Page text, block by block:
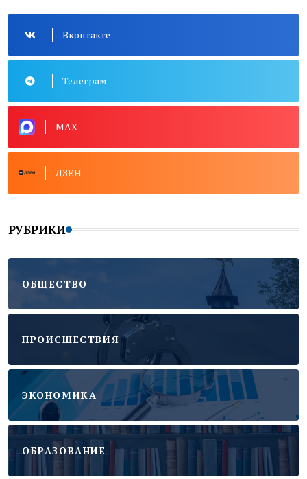
Вконтакте
Телеграм
MAX
ДЗЕН
РУБРИКИ
ОБЩЕСТВО
ПРОИСШЕСТВИЯ
ЭКОНОМИКА
ОБРАЗОВАНИЕ